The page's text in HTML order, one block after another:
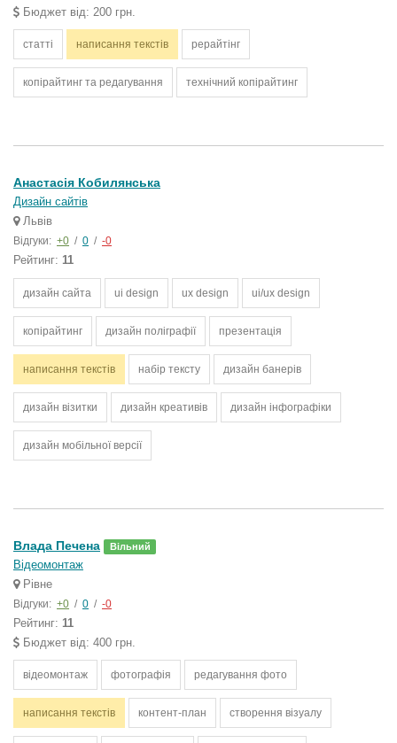
Бюджет від: 200 грн.
статті написання текстів рерайтінг
копірайтинг та редагування технічний копірайтинг
Анастасія Кобилянська
Дизайн сайтів
Львів
Відгуки: +0 / 0 / -0
Рейтинг: 11
дизайн сайта ui design ux design ui/ux design
копірайтинг дизайн поліграфії презентація
написання текстів набір тексту дизайн банерів
дизайн візитки дизайн креативів дизайн інфографіки
дизайн мобільної версії
Влада Печена Вільний
Відеомонтаж
Рівне
Відгуки: +0 / 0 / -0
Рейтинг: 11
Бюджет від: 400 грн.
відеомонтаж фотографія редагування фото
написання текстів контент-план створення візуалу